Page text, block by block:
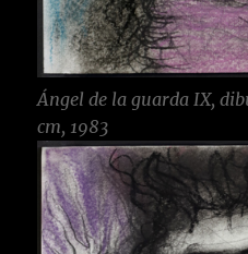
Ángel de la guarda IX,
cm, 1983